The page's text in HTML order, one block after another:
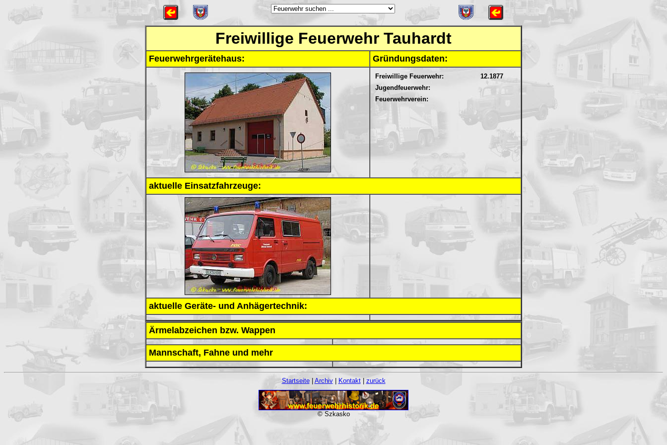
Freiwillige Feuerwehr Tauhardt
Feuerwehrgerätehaus: Gründungsdaten:
Freiwillige Feuerwehr:
12.1877
Jugendfeuerwehr:
Feuerwehrverein:
aktuelle Einsatzfahrzeuge:
aktuelle Geräte- und Anhägertechnik:
Ärmelabzeichen bzw. Wappen
Mannschaft, Fahne und mehr
Startseite| Archiv| Kontakt| zurück
© Szkasko